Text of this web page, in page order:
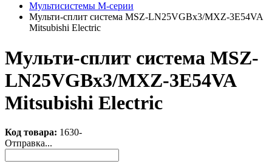
Мультисистемы M-серии
Мульти-сплит система MSZ-LN25VGBx3/MXZ-3E54VA
Mitsubishi Electric
Мульти-сплит система MSZ-
LN25VGBx3/MXZ-3E54VA
Mitsubishi Electric
Код товара: 1630-
Отправка...